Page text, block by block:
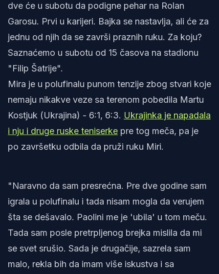
dve će u subotu da podigne pehar na Rolan
Garosu. Prvi u karijeri. Bajka se nastavlja, ali će za
jednu od njih da se završi praznih ruku. Za koju?
Saznaćemo u subotu od 15 časova na stadionu
"Filip Šatrije".
Mira je u polufinalu punom tenzije zbog stvari koje
nemaju nikakve veze sa terenom pobedila Martu
Kostjuk (Ukrajina) - 6:1, 6:3. Ukrajinka je napadala
i nju i druge ruske teniserke pre tog meča, pa je
po završetku odbila da pruži ruku Miri.
"Naravno da sam presrećna. Pre dve godine sam
igrala u polufinalu i tada nisam mogla da verujem
šta se dešavalo. Paolini me je 'ubila' u tom meču.
Tada sam posle pretrpljenog brejka mislila da mi
se svet srušio. Sada je drugačije, sazrela sam
malo, rekla bih da imam više iskustva i sa